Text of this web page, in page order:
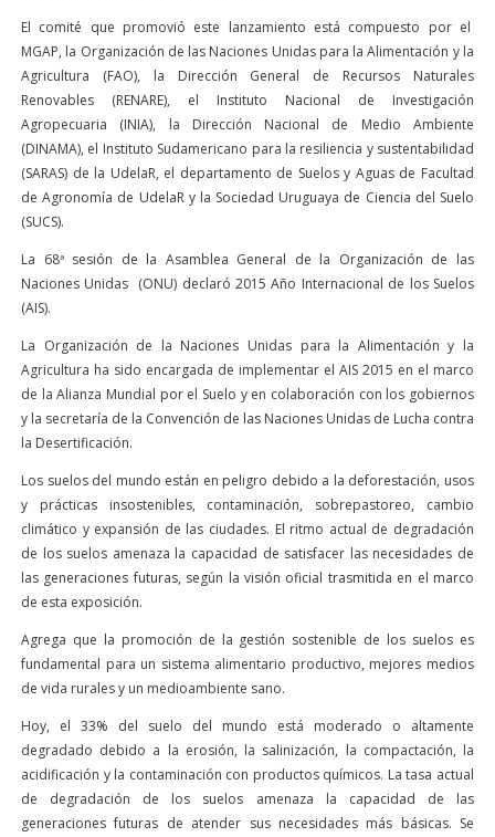
El comité que promovió este lanzamiento está compuesto por el
MGAP, la Organización de las Naciones Unidas para la Alimentación y la
Agricultura (FAO), la Dirección General de Recursos Naturales
Renovables (RENARE), el Instituto Nacional de Investigación
Agropecuaria (INIA), la Dirección Nacional de Medio Ambiente
(DINAMA), el Instituto Sudamericano para la resiliencia y sustentabilidad
(SARAS) de la UdelaR, el departamento de Suelos y Aguas de Facultad
de Agronomía de UdelaR y la Sociedad Uruguaya de Ciencia del Suelo
(SUCS).
La 68ª sesión de la Asamblea General de la Organización de las
Naciones Unidas (ONU) declaró 2015 Año Internacional de los Suelos
(AIS).
La Organización de la Naciones Unidas para la Alimentación y la
Agricultura ha sido encargada de implementar el AIS 2015 en el marco
de la Alianza Mundial por el Suelo y en colaboración con los gobiernos
y la secretaría de la Convención de las Naciones Unidas de Lucha contra
la Desertificación.
Los suelos del mundo están en peligro debido a la deforestación, usos
y prácticas insostenibles, contaminación, sobrepastoreo, cambio
climático y expansión de las ciudades. El ritmo actual de degradación
de los suelos amenaza la capacidad de satisfacer las necesidades de
las generaciones futuras, según la visión oficial trasmitida en el marco
de esta exposición.
Agrega que la promoción de la gestión sostenible de los suelos es
fundamental para un sistema alimentario productivo, mejores medios
de vida rurales y un medioambiente sano.
Hoy, el 33% del suelo del mundo está moderado o altamente
degradado debido a la erosión, la salinización, la compactación, la
acidificación y la contaminación con productos químicos. La tasa actual
de degradación de los suelos amenaza la capacidad de las
generaciones futuras de atender sus necesidades más básicas. Se